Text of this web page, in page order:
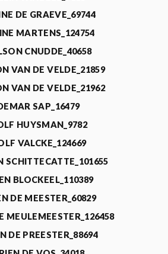
DE GRAEVE_69744
MARTENS_124754
CNUDDE_40658
VAN DE VELDE_21859
VAN DE VELDE_21962
SAP_16479
HUYSMAN_9782
VALCKE_124669
SCHITTECATTE_101655
BLOCKEEL_110389
DE MEESTER_60829
MEULEMEESTER_126458
DE PREESTER_88694